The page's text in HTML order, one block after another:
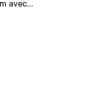
avec...